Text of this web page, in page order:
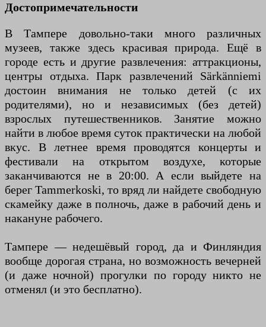
Достопримечательности
В Тампере довольно-таки много различных
музеев, также здесь красивая природа. Ещё в
городе есть и другие развлечения: аттракционы,
центры отдыха. Парк развлечений Särkänniemi
достоин внимания не только детей (с их
родителями), но и независимых (без детей)
взрослых путешественников. Занятие можно
найти в любое время суток практически на любой
вкус. В летнее время проводятся концерты и
фестивали на открытом воздухе, которые
заканчиваются не в 20:00. А если выйдете на
берег Tammerkoski, то вряд ли найдете свободную
скамейку даже в полночь, даже в рабочий день и
накануне рабочего.
Тампере — недешёвый город, да и Финляндия
вообще дорогая страна, но возможность вечерней
(и даже ночной) прогулки по городу никто не
отменял (и это бесплатно).